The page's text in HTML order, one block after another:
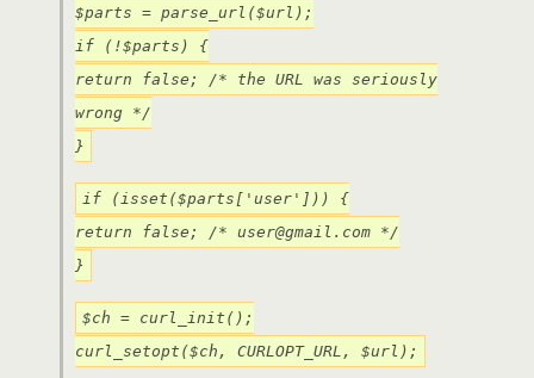
$parts = parse_url($url);
if (!$parts) {
return false; /* the URL was seriously
wrong */
}
if (isset($parts['user'])) {
return false; /* user@gmail.com */
}
$ch = curl_init();
curl_setopt($ch, CURLOPT_URL, $url);